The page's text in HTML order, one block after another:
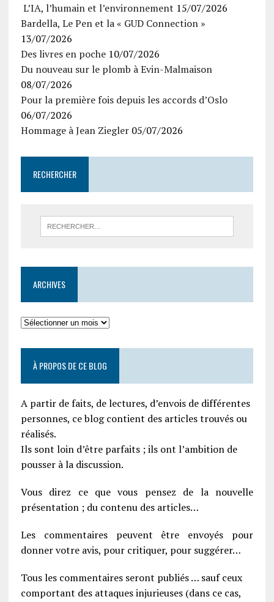
L’IA, l’humain et l’environnement 15/07/2026
Bardella, Le Pen et la « GUD Connection »
13/07/2026
Des livres en poche 10/07/2026
Du nouveau sur le plomb à Evin-Malmaison
08/07/2026
Pour la première fois depuis les accords d’Oslo
06/07/2026
Hommage à Jean Ziegler 05/07/2026
RECHERCHER
ARCHIVES
À PROPOS DE CE BLOG
A partir de faits, de lectures, d’envois de différentes
personnes, ce blog contient des articles trouvés ou
réalisés.
Ils sont loin d’être parfaits ; ils ont l’ambition de
pousser à la discussion.
Vous direz ce que vous pensez de la nouvelle
présentation ; du contenu des articles…
Les commentaires peuvent être envoyés pour
donner votre avis, pour critiquer, pour suggérer…
Tous les commentaires seront publiés … sauf ceux
comportant des attaques injurieuses (dans ce cas,